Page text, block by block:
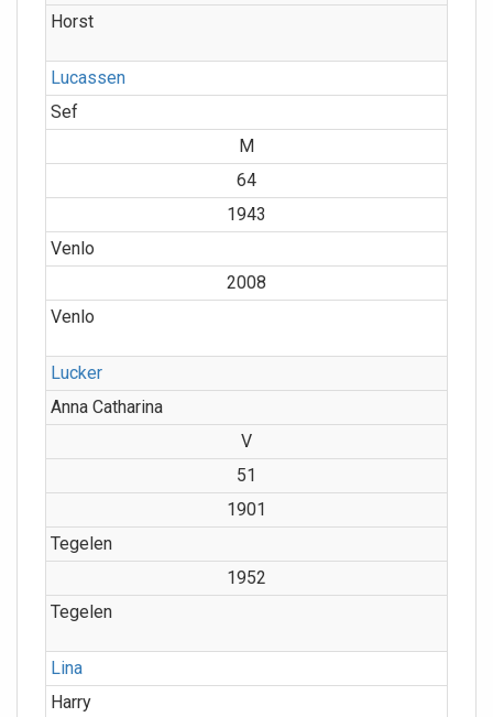
Horst
Lucassen
Sef
M
64
1943
Venlo
2008
Venlo
Lucker
Anna Catharina
V
51
1901
Tegelen
1952
Tegelen
Lina
Harry